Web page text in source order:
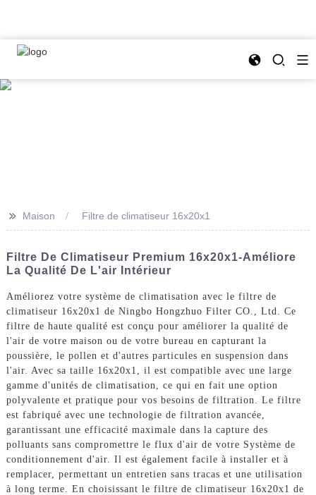
>> Maison Filtre de climatiseur 16x20x1
Filtre De Climatiseur Premium 16x20x1-Améliore
La Qualité De L'air Intérieur
Améliorez votre système de climatisation avec le filtre de
climatiseur 16x20x1 de Ningbo Hongzhuo Filter CO., Ltd. Ce
filtre de haute qualité est conçu pour améliorer la qualité de
l'air de votre maison ou de votre bureau en capturant la
poussière, le pollen et d'autres particules en suspension dans
l'air. Avec sa taille 16x20x1, il est compatible avec une large
gamme d'unités de climatisation, ce qui en fait une option
polyvalente et pratique pour vos besoins de filtration. Le filtre
est fabriqué avec une technologie de filtration avancée,
garantissant une efficacité maximale dans la capture des
polluants sans compromettre le flux d'air de votre Système de
conditionnement d'air. Il est également facile à installer et à
remplacer, permettant un entretien sans tracas et une utilisation
à long terme. En choisissant le filtre de climatiseur 16x20x1 de